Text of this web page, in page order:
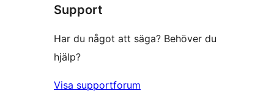
Support
Har du något att säga? Behöver du
hjälp?
Visa supportforum